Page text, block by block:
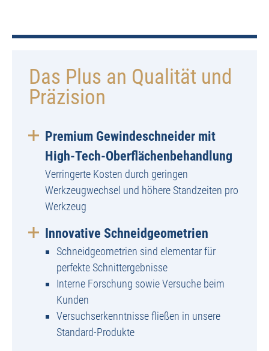
Das Plus an Qualität und
Präzision
Premium Gewindeschneider mit
High-Tech-Oberflächenbehandlung
Verringerte Kosten durch geringen
Werkzeugwechsel und höhere Standzeiten pro
Werkzeug
Innovative Schneidgeometrien
Schneidgeometrien sind elementar für
perfekte Schnittergebnisse
Interne Forschung sowie Versuche beim
Kunden
Versuchserkenntnisse fließen in unsere
Standard-Produkte